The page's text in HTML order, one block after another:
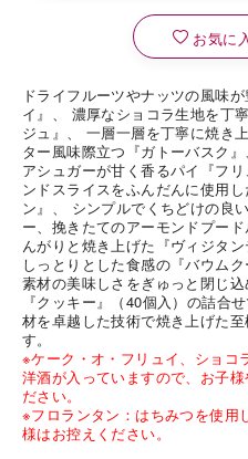
お気に
ドライフルーツやナッツの風味
イ』、 濃厚なショコラ生地を丁
ジュ』、 一層一層を丁寧に焼き
ター風味際立つ『ガトーバスク
アシュガーが甘く香るパイ『フ
ンドスライスをふんだんに使用
ン』、 シンプルでくちどけの良
ー、挽きたてのアーモンドプー
んがりと焼き上げた『ヴィジタ
しっとりとした食感の『バウム
素材の美味しさをぎゅっと閉じ
『クッキー』（40個入）の詰合
材を卓越した技術で焼き上げた
す。
※ケーク・オ・フリュイ、ショコ
洋酒が入っていますので、お子
ださい。
※フロランタン：はちみつを使用
様はお控えください。